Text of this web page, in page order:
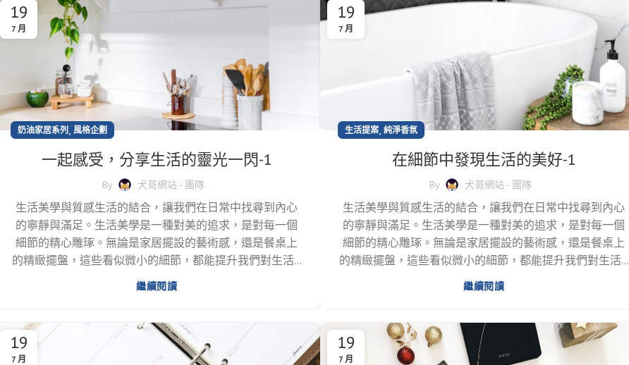
19
7 月
奶油家居系列 , 風格企劃
一起感受，分享生活的靈光一閃-1
By 犬哥網站 - 團隊
生活美學與質感生活的結合，讓我們在日常中找尋到內心
的寧靜與滿足。生活美學是一種對美的追求，是對每一個
細節的精心雕琢。無論是家居擺設的藝術感，還是餐桌上
的精緻擺盤，這些看似微小的細節，都能提升我們對生活...
繼續閱讀
19
7 月
生活提案, 純淨香氛
在細節中發現生活的美好-1
By 犬哥網站 - 團隊
生活美學與質感生活的結合，讓我們在日常中找尋到內心
的寧靜與滿足。生活美學是一種對美的追求，是對每一個
細節的精心雕琢。無論是家居擺設的藝術感，還是餐桌上
的精緻擺盤，這些看似微小的細節，都能提升我們對生活...
繼續閱讀
19
7 月
19
7 月